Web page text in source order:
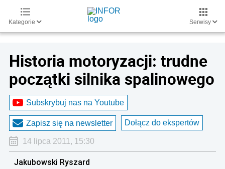
Kategorie Serwisy
Historia motoryzacji: trudne
początki silnika spalinowego
Subskrybuj nas na Youtube
Zapisz się na newsletter Dołącz do ekspertów
14 lipca 2011, 15:30
Jakubowski Ryszard